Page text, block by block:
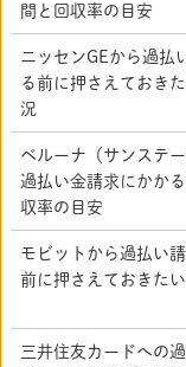
間と回収率の目安
ニッセンGEから過払
る前に押さえておき
況
ベルーナ（サンステ
過払い金請求にかか
収率の目安
モビットから過払い
前に押さえておきた
三井住友カードへの